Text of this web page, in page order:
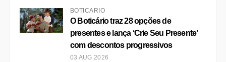
BOTICÁRIO
O Boticário traz 28 opções de
presentes e lança ‘Crie Seu Presente’
com descontos progressivos
03 AUG 2026